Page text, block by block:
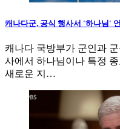
캐나다군, 공식 행사서 '하나님'
캐나다 국방부가 군인과
사에서 하나님이나 특정
새로운 지…